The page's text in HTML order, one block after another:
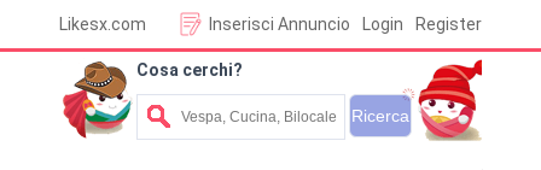
Likesx.com Login Register
Inserisci Annuncio
Cosa cerchi?